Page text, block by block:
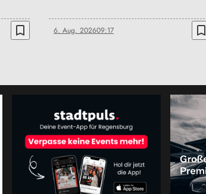
bookmark_border 6. Aug. 202609:17 bookmark_border